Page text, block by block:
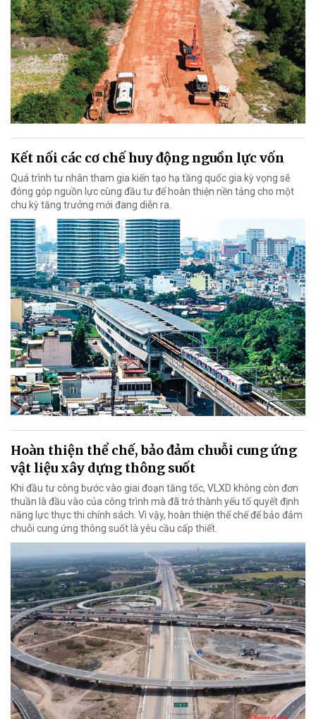
Kết nối các cơ chế huy động nguồn lực vốn
Quá trình tư nhân tham gia kiến tạo hạ tầng quốc gia kỳ vọng sẽ
đóng góp nguồn lực cùng đầu tư để hoàn thiện nền tảng cho một
chu kỳ tăng trưởng mới đang diễn ra.
Hoàn thiện thể chế, bảo đảm chuỗi cung ứng
vật liệu xây dựng thông suốt
Khi đầu tư công bước vào giai đoạn tăng tốc, VLXD không còn đơn
thuần là đầu vào của công trình mà đã trở thành yếu tố quyết định
năng lực thực thi chính sách. Vì vậy, hoàn thiện thể chế để bảo đảm
chuỗi cung ứng thông suốt là yêu cầu cấp thiết.